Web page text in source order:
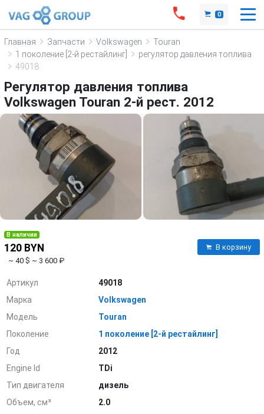
0
Главная Запчасти Volkswagen
Touran
1 поколение [2-й рестайлинг]
регулятор давления топлива
49018
Регулятор давления топлива
Volkswagen Touran 2-й рест. 2012
В наличии
120 BYN
~ 40 $ ~ 3 600 ₽
В корзину
Артикул
49018
Марка
Volkswagen
Модель
Touran
Поколение
1 поколение [2-й рестайлинг]
Год
2012
Engine Id
TDi
Тип двигателя
дизель
Объем, см³
2.0